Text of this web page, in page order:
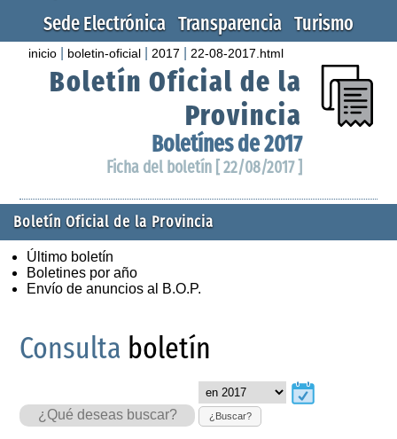
Sede Electrónica Transparencia Turismo
inicio boletin-oficial 2017 22-08-2017.html
Boletín Oficial de la
Provincia
Boletínes de 2017
Ficha del boletín [ 22/08/2017 ]
Boletín Oficial de la Provincia
Último boletín
Boletines por año
Envío de anuncios al B.O.P.
Consulta boletín
¿Buscar?